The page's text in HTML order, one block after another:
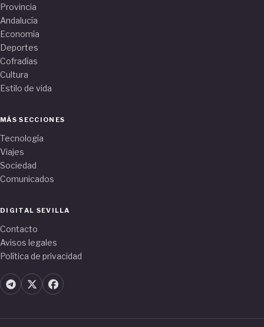
Provincia
Andalucía
Economía
Deportes
Cofradías
Cultura
Estilo de vida
MÁS SECCIONES
Tecnología
Viajes
Sociedad
Comunicados
DIGITAL SEVILLA
Contacto
Avisos legales
Política de privacidad